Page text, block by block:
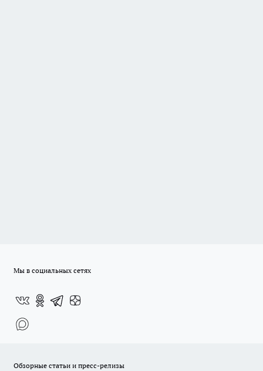
Мы в социальных сетях
Обзорные статьи и пресс-релизы